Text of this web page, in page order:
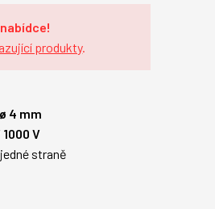
produkty.
ø 4 mm
1000 V
straně